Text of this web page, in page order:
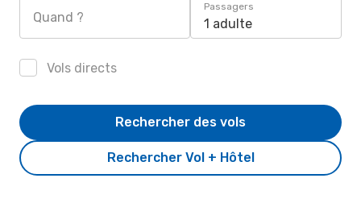
Quand ?
Passagers
1 adulte
Vols directs
Rechercher Vol + Hôtel
Rechercher des vols